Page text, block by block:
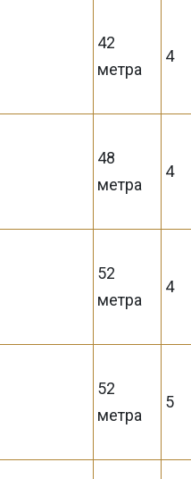
42
метра
4
48
метра
4
52
метра
4
52
метра
5